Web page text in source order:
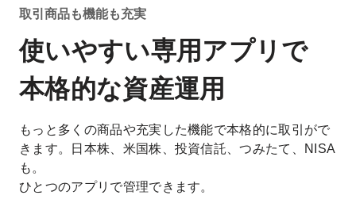
取引商品も機能も充実
使いやすい専用アプリで
本格的な資産運用
もっと多くの商品や充実した機能で本格的に取引がで
きます。
日本株、米国株、投資信託、つみたて、NISA
も。
ひとつのアプリで管理できます。